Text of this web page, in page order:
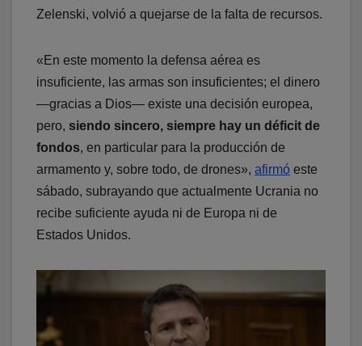
Zelenski, volvió a quejarse de la falta de recursos.
«En este momento la defensa aérea es
insuficiente, las armas son insuficientes; el dinero
—gracias a Dios— existe una decisión europea,
pero, siendo sincero, siempre hay un déficit de
fondos, en particular para la producción de
armamento y, sobre todo, de drones», afirmó este
sábado, subrayando que actualmente Ucrania no
recibe suficiente ayuda ni de Europa ni de
Estados Unidos.